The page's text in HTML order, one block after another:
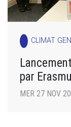
CLIMAT
par
MER 27 NOV